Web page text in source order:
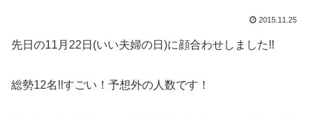
2015.11.25
先日の11月22日(いい夫婦の日)に顔合わせしました!!
総勢12名!!すごい！予想外の人数です！